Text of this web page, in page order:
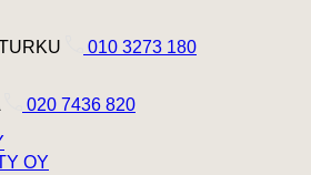
010 3273 180
020 7436 820
OY